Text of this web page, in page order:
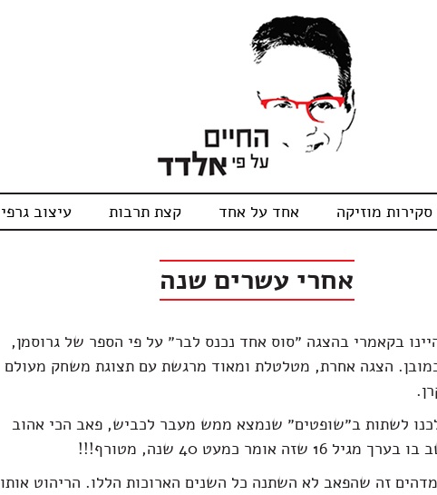
סקירות מוזיקה אחד על אחד קצת תרבות עיצוב גרפי
אחרי עשרים שנה
בקאמרי בהצגה ״סוס אחד נכנס לבר״ על פי הספר של גרוסמן,
הצגה אחרת, מטלטלת ומאוד מרגשת עם תצוגת משחק מעולם
לשתות ב״שופטים״ שנמצא ממש מעבר לכביש, פאב הכי אהוב
שזה אומר כמעט 40 שנה, מטורף!!!
זה שהפאב לא השתנה כל השנים הארוכות הללו. הריהוט אותו